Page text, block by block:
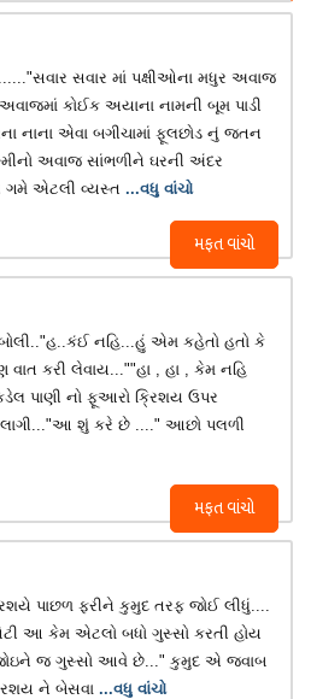
મફત વાંચો
સવાર માં પક્ષીઓના મધુર અવાજ
કોઈક અયાના નામની બૂમ પાડી
નાના એવા બગીચામાં ફૂલછોડ નું જતન
અવાજ સાંભળીને ઘરની અંદર
ગમે એટલી વ્યસ્ત ...વધુ વાંચો
મફત વાંચો
નહિ...હું એમ કહેતો હતો કે
વાત કરી લેવાય...""હા , હા , કેમ નહિ
પાણી નો ફૂઆરો ક્રિશય ઉપર
લાગી..."આ શું કરે છે ...." આછો પલળી
પાછળ ફરીને કુમુદ તરફ જોઈ લીધું....
આ કેમ એટલો બધો ગુસ્સો કરતી હોય
જ ગુસ્સો આવે છે..." કુમુદ એ જવાબ
ને બેસવા ...વધુ વાંચો